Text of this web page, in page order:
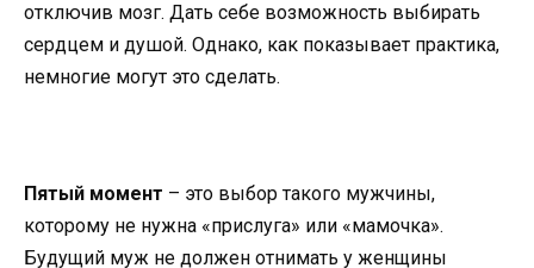
отключив мозг. Дать себе возможность выбирать
сердцем и душой. Однако, как показывает практика,
немногие могут это сделать.
Пятый момент – это выбор такого мужчины,
которому не нужна «прислуга» или «мамочка».
Будущий муж не должен отнимать у женщины